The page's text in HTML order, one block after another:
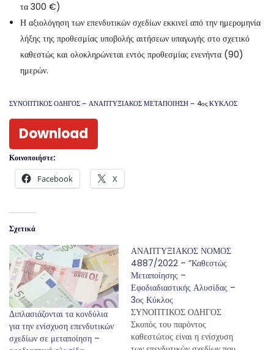
τα 300 €)
Η αξιολόγηση των επενδυτικών σχεδίων εκκινεί από την ημερομηνία
λήξης της προθεσμίας υποβολής αιτήσεων υπαγωγής στο σχετικό
καθεστώς και ολοκληρώνεται εντός προθεσμίας ενενήντα (90)
ημερών.
ΣΥΝΟΠΤΙΚΟΣ ΟΔΗΓΟΣ – ΑΝΑΠΤΥΞΙΑΚΟΣ ΜΕΤΑΠΟΙΗΣΗ – 4ος ΚΥΚΛΟΣ
Download
Κοινοποιήστε:
Facebook X
Σχετικά
Διπλασιάζονται τα κονδύλια
για την ενίσχυση επενδυτικών
σχεδίων σε μεταποίηση –
ΑΝΑΠΤΥΞΙΑΚΟΣ ΝΟΜΟΣ
4887/2022 – “Καθεστώς
Μεταποίησης –
Εφοδιαδιαστικής Αλυσίδας –
3ος Κύκλος
ΣΥΝΟΠΤΙΚΟΣ ΟΔΗΓΟΣ
Σκοπός του παρόντος
καθεστώτος είναι η ενίσχυση